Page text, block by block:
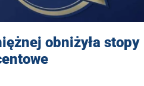
obniżyła stopy